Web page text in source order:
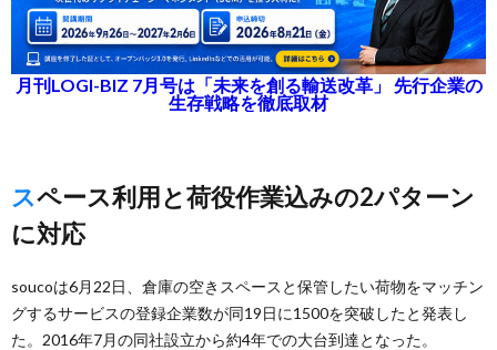
月刊LOGI-BIZ 7月号は「未来を創る輸送改革」 先行企業の
生存戦略を徹底取材
スペース利用と荷役作業込みの2パターン
に対応
soucoは6月22日、倉庫の空きスペースと保管したい荷物をマッチン
グするサービスの登録企業数が同19日に1500を突破したと発表し
た。2016年7月の同社設立から約4年での大台到達となった。